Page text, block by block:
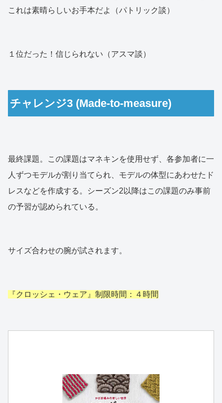
これは素晴らしいお手本だよ（パトリック談）
１位だった！信じられない（アスマ談）
チャレンジ3 (Made-to-measure)
最終課題。この課題はマネキンを使用せず、各参加者に一
人ずつモデルが割り当てられ、モデルの体型にあわせたド
レスなどを作成する。シーズン2以降はこの課題のみ事前
の予習が認められている。
サイズ合わせの腕が試されます。
『クロッシェ・ウェア』制限時間：４時間